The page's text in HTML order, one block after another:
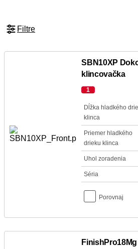
Filtre
SBN10XP
klincovačka
1
Dĺžka hladkého
klinca
Priemer hladkého
drieku klinca
Uhol zoradenia
Séria
Porovnaj